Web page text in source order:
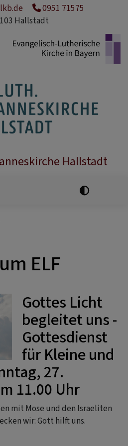
0951 71575
Hallstadt
Hallstadt
ELF
Gottes Licht
begleitet uns -
Gottesdienst
für Kleine und
27.
11.00 Uhr
mit Mose und den Israeliten
wir: Gott hilft uns.